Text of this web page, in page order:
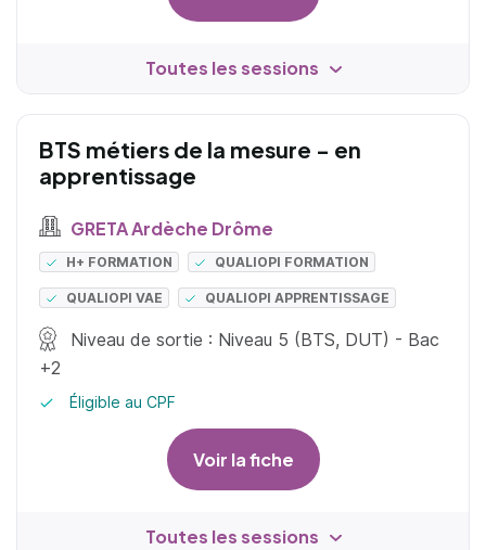
Toutes les sessions
BTS métiers de la mesure - en
apprentissage
GRETA Ardèche Drôme
H+ FORMATION QUALIOPI FORMATION
QUALIOPI VAE QUALIOPI APPRENTISSAGE
Niveau de sortie : Niveau 5 (BTS, DUT) - Bac
+2
Éligible au CPF
Voir la fiche
Toutes les sessions